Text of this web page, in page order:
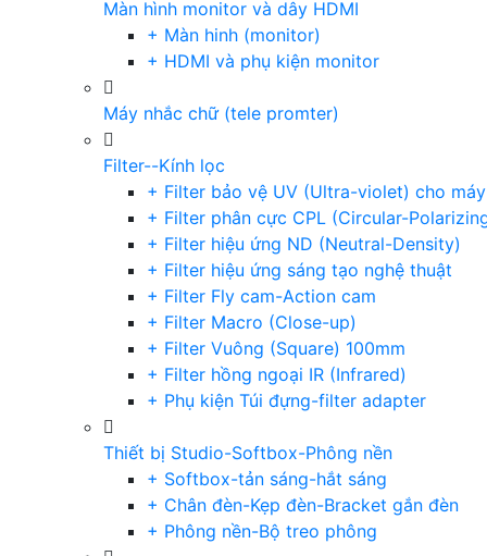
Màn hình monitor và dây HDMI
+ Màn hinh (monitor)
+ HDMI và phụ kiện monitor
Máy nhắc chữ (tele promter)
Filter--Kính lọc
+ Filter bảo vệ UV (Ultra-violet) cho
+ Filter phân cực CPL (Circular-
+ Filter hiệu ứng ND (Neutral-Density)
+ Filter hiệu ứng sáng tạo nghệ thuật
+ Filter Fly cam-Action cam
+ Filter Macro (Close-up)
+ Filter Vuông (Square) 100mm
+ Filter hồng ngoại IR (Infrared)
+ Phụ kiện Túi đựng-filter adapter
Thiết bị Studio-Softbox-Phông nền
+ Softbox-tản sáng-hắt sáng
+ Chân đèn-Kẹp đèn-Bracket gắn đèn
+ Phông nền-Bộ treo phông